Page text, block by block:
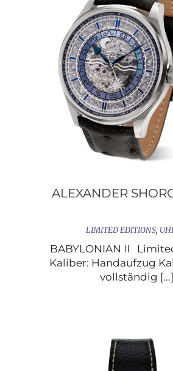
ALEXANDER
LIMITED EDITIONS,
BABYLONIAN II
Kaliber: Handaufzug
vollständig [...]